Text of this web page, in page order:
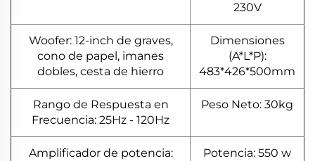
230V
Woofer: 12-inch de graves,
cono de papel, imanes
dobles, cesta de hierro
Dimensiones
(A*L*P):
483*426*500mm
Rango de Respuesta en
Frecuencia: 25Hz - 120Hz
Peso Neto: 30kg
Amplificador de potencia:
Potencia: 550 w